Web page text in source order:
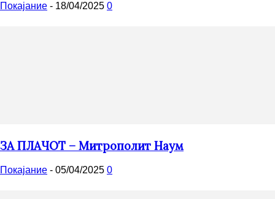
Покајание - 18/04/2025 0
ЗА ПЛАЧОТ – Митрополит Наум
Покајание - 05/04/2025 0